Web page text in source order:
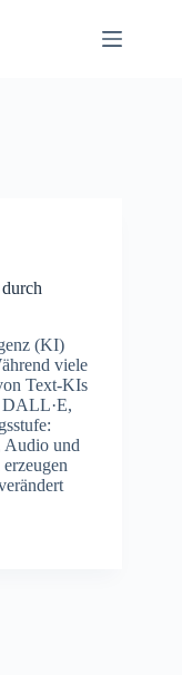
(KI)
viele
Text-KIs
DALL·E,
Audio und